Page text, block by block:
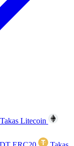
Takas Litecoin